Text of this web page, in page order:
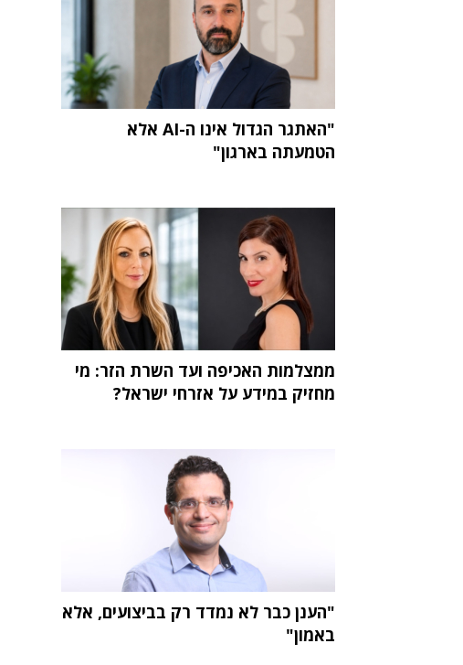
"האתגר הגדול אינו ה-AI אלא
הטמעתה בארגון"
ממצלמות האכיפה ועד השרת הזר: מי
מחזיק במידע על אזרחי ישראל?
"הענן כבר לא נמדד רק בביצועים, אלא
באמון"